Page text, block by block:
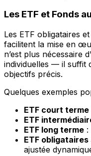
Les ETF et Fonds
Les ETF obligataires
facilitent la mise en
n’est plus nécessaire
individuelles — il suffit
objectifs précis.
Quelques exemples
ETF court terme
ETF
ETF long terme :
ETF
ajustée